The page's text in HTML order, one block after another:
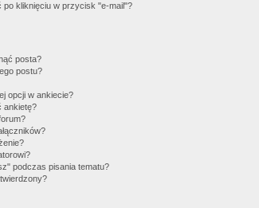
po kliknięciu w przycisk "e-mail"?
posta?
postu?
opcji w ankiecie?
ankietę?
podczas pisania tematu?